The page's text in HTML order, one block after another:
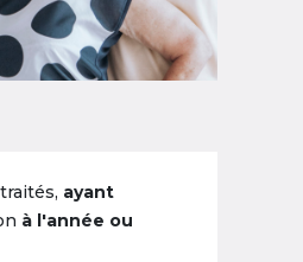
ayant
à l'année ou